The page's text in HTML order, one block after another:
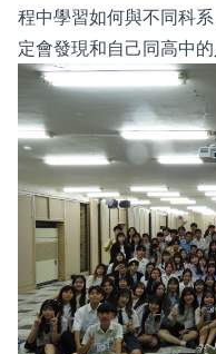
程中學習如何與不同科
定會發現和自己同高中的